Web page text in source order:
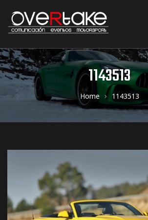
1143513
Home 1143513